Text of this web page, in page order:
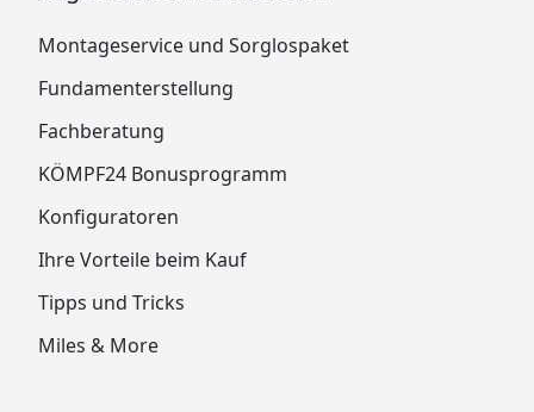
Montageservice und Sorglospaket
Fundamenterstellung
Fachberatung
KÖMPF24 Bonusprogramm
Konfiguratoren
Ihre Vorteile beim Kauf
Tipps und Tricks
Miles & More